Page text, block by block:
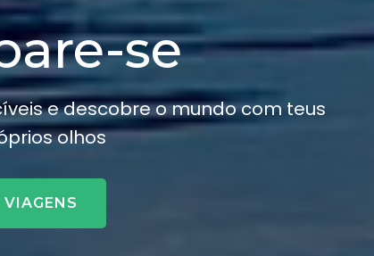
se
e descobre o mundo com teus
olhos
VIAGENS